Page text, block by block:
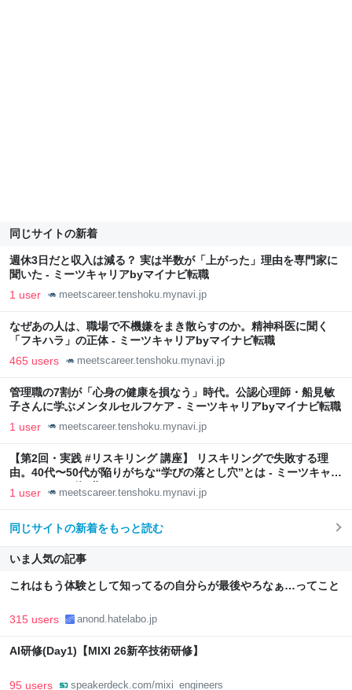
同じサイトの新着
週休3日だと収入は減る？ 実は半数が「上がった」理由を専門家に
聞いた - ミーツキャリアbyマイナビ転職
1 user meetscareer.tenshoku.mynavi.jp
なぜあの人は、職場で不機嫌をまき散らすのか。精神科医に聞く
「フキハラ」の正体 - ミーツキャリアbyマイナビ転職
465 users meetscareer.tenshoku.mynavi.jp
管理職の7割が「心身の健康を損なう」時代。公認心理師・船見敏
子さんに学ぶメンタルセルフケア - ミーツキャリアbyマイナビ転職
1 user meetscareer.tenshoku.mynavi.jp
【第2回・実践 #リスキリング 講座】 リスキリングで失敗する理
由。40代〜50代が陥りがちな“学びの落とし穴”とは - ミーツキャリ
アbyマイナビ転職
1 user meetscareer.tenshoku.mynavi.jp
同じサイトの新着をもっと読む
いま人気の記事
これはもう体験として知ってるの自分らが最後やろなぁ…ってこと
315 users anond.hatelabo.jp
AI研修(Day1)【MIXI 26新卒技術研修】
95 users speakerdeck.com/mixi_engineers